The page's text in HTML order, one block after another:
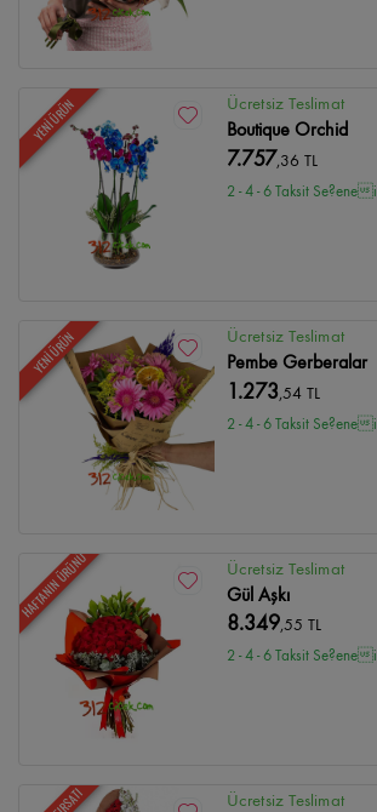
YENİ ÜRÜN Ücretsiz Teslimat
Boutique Orchid
7.757,36 TL
2 - 4 - 6 Taksit Se?enei
YENİ ÜRÜN Ücretsiz Teslimat
Pembe Gerberalar
1.273,54 TL
2 - 4 - 6 Taksit Se?enei
HAFTANIN ÜRÜNÜ Ücretsiz Teslimat
Gül Aşkı
8.349,55 TL
2 - 4 - 6 Taksit Se?enei
Ücretsiz Teslimat